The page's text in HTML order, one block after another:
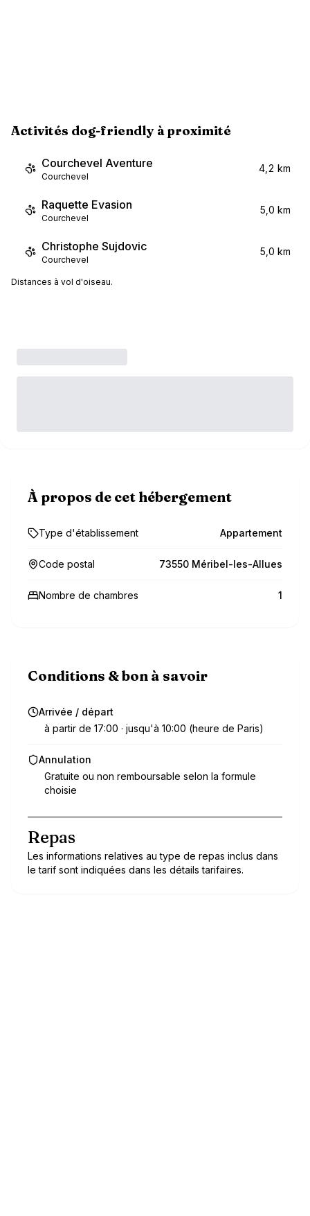
Activités dog-friendly à proximité
Courchevel Aventure
Courchevel
4,2 km
Raquette Evasion
Courchevel
5,0 km
Christophe Sujdovic
Courchevel
5,0 km
Distances à vol d'oiseau.
À propos de cet hébergement
Type d'établissement Appartement
Code postal 73550 Méribel-les-Allues
Nombre de chambres 1
Conditions & bon à savoir
Arrivée / départ
à partir de 17:00 · jusqu'à 10:00 (heure de Paris)
Annulation
Gratuite ou non remboursable selon la formule
choisie
Repas
Les informations relatives au type de repas inclus dans
le tarif sont indiquées dans les détails tarifaires.